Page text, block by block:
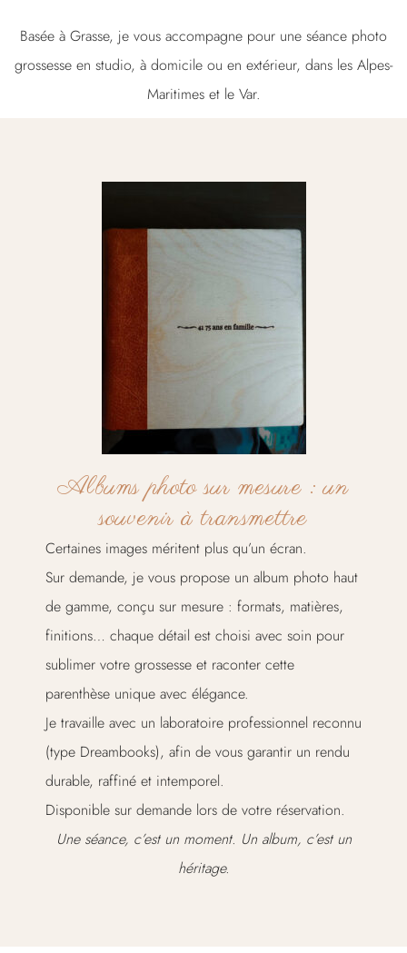
Basée à Grasse, je vous accompagne pour une séance photo
grossesse en studio, à domicile ou en extérieur, dans les Alpes-
Maritimes et le Var.
Albums photo sur mesure : un
souvenir à transmettre
Certaines images méritent plus qu’un écran.
Sur demande, je vous propose un album photo haut
de gamme, conçu sur mesure : formats, matières,
finitions… chaque détail est choisi avec soin pour
sublimer votre grossesse et raconter cette
parenthèse unique avec élégance.
Je travaille avec un laboratoire professionnel reconnu
(type Dreambooks), afin de vous garantir un rendu
durable, raffiné et intemporel.
Disponible sur demande lors de votre réservation.
Une séance, c’est un moment. Un album, c’est un
héritage.